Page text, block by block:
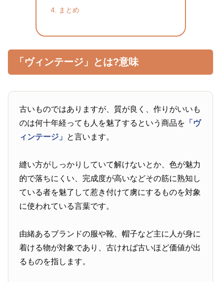
まとめ
「ヴィンテージ」とは?意味
古いものではありますが、質が良く、作りがいいも
のは何十年経っても人を魅了するという商品を 「ヴ
ィンテージ」 と言います。
縫い方がしっかりしていて解けないとか、色が魅力
的で落ちにくい、完成度が高いなどその筋に熟知し
ている者を魅了して惹き付けて虜にするものを対象
に使われている言葉です。
由緒あるブランドの服や靴、帽子など主に人が身に
着ける物が対象であり、古ければ古いほど価値が出
るものを指します。